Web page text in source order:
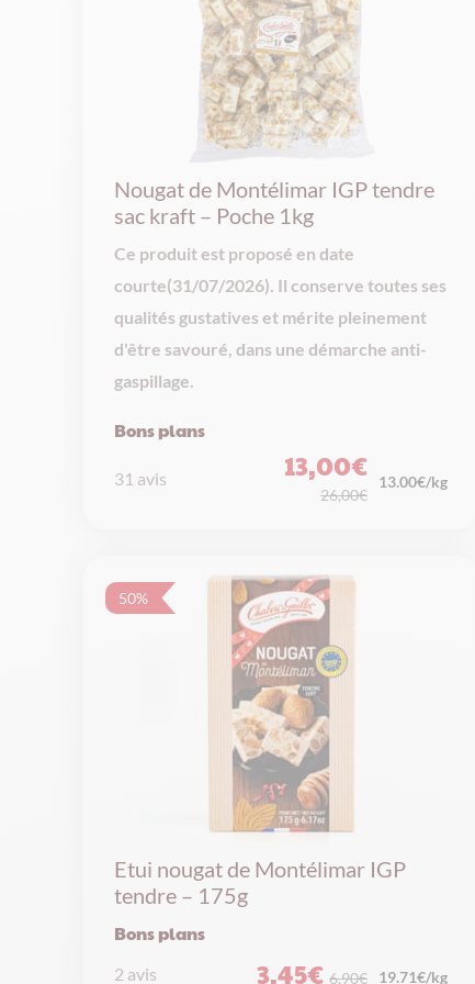
Nougat de Montélimar IGP tendre
sac kraft – Poche 1kg
Ce produit est proposé en date
courte(31/07/2026). Il conserve toutes ses
qualités gustatives et mérite pleinement
d'être savouré, dans une démarche anti-
gaspillage.
Bons plans
26,00€Le
13,00€
Le13.00€/kg
31 avis
50%
Etui nougat de Montélimar IGP
tendre – 175g
Bons plans
6,90€
3,45€ 19.71€/kg
2 avis